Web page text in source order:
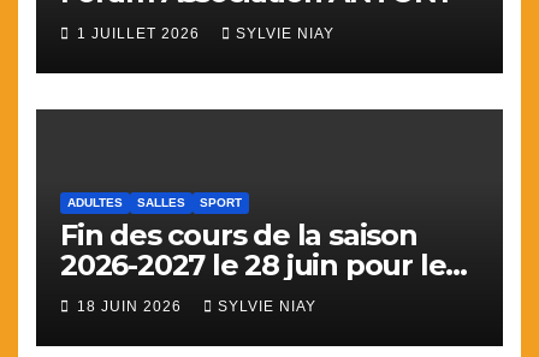
1 JUILLET 2026 SYLVIE NIAY
ADULTES SALLES SPORT
Fin des cours de la saison
2026-2027 le 28 juin pour le
sport
18 JUIN 2026 SYLVIE NIAY